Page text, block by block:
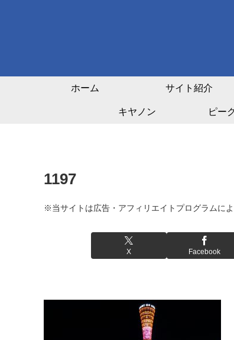
ホーム サイト紹介
キヤノン ピー
1197
※当サイトは広告・アフィリエイトプログラムによ
X Facebook